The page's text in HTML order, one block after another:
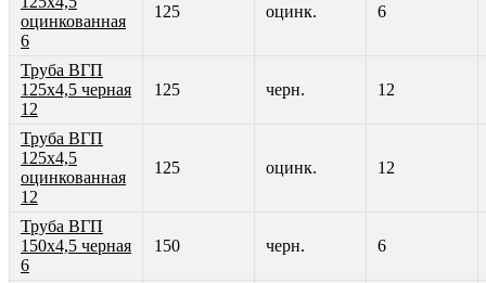
оцинкованная
6
125 оцинк. 6
Труба ВГП
125х4,5 черная
12
125 черн. 12
Труба ВГП
125х4,5
оцинкованная
12
125 оцинк. 12
Труба ВГП
150х4,5 черная
6
150 черн. 6